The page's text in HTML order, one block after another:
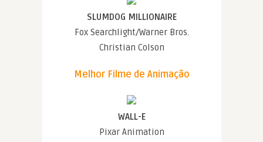
SLUMDOG MILLIONAIRE
Fox Searchlight/Warner Bros.
Christian Colson
Melhor Filme de Animação
WALL-E
Pixar Animation